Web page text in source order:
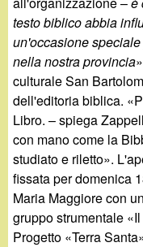
testo biblico abbia
un'occasione
nella nostra provincia
culturale San
dell'editoria biblica.
Libro. – spiega
con mano come la
studiato e riletto».
fissata per domenica
Maria Maggiore con
gruppo strumentale
Progetto «Terra